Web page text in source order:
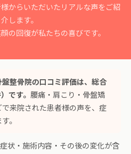
からいただいたリアルな声をご紹
介します。
の回復が私たちの喜びです。
整骨院の口コミ評価は、総合
です。 腰痛・肩こり・骨盤矯
来院された患者様の声を、症
。
状・施術内容・その後の変化が含